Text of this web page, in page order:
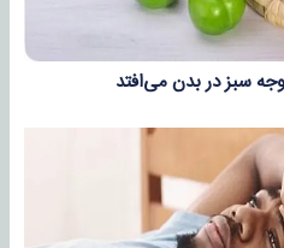
سبز در بدن می‌افتد